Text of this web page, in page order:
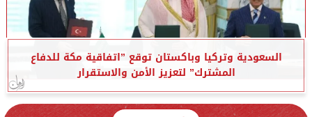
السعودية وتركيا وباكستان توقع ”اتفاقية مكة للدفاع
المشترك” لتعزيز الأمن والاستقرار